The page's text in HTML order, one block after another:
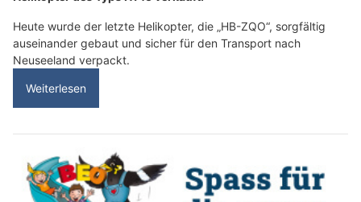
Heute wurde der letzte Helikopter, die „HB-ZQO“, sorgfältig
auseinander gebaut und sicher für den Transport nach
Neuseeland verpackt.
Weiterlesen